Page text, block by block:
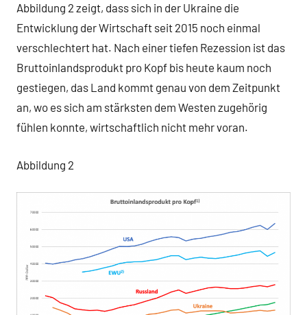
Abbildung 2 zeigt, dass sich in der Ukraine die
Entwicklung der Wirtschaft seit 2015 noch einmal
verschlechtert hat. Nach einer tiefen Rezession ist das
Bruttoinlandsprodukt pro Kopf bis heute kaum noch
gestiegen, das Land kommt genau von dem Zeitpunkt
an, wo es sich am stärksten dem Westen zugehörig
fühlen konnte, wirtschaftlich nicht mehr voran.
Abbildung 2